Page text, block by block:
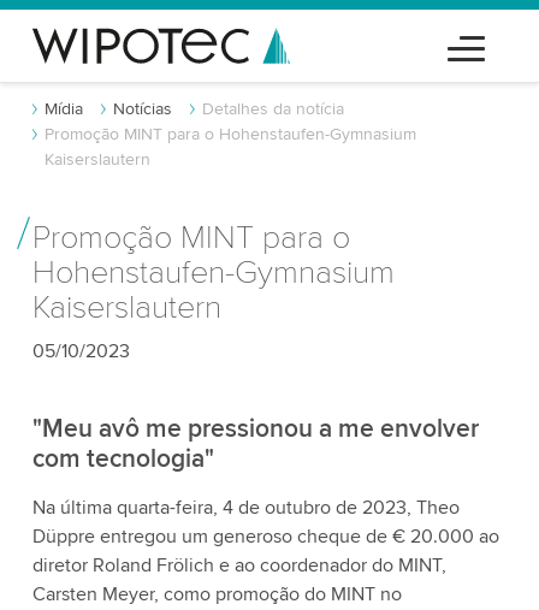
Mídia Notícias
Detalhes da notícia
Promoção MINT para o Hohenstaufen-Gymnasium
Kaiserslautern
Promoção MINT para o
Hohenstaufen-Gymnasium
Kaiserslautern
05/10/2023
"Meu avô me pressionou a me envolver
com tecnologia"
Na última quarta-feira, 4 de outubro de 2023, Theo
Düppre entregou um generoso cheque de € 20.000 ao
diretor Roland Frölich e ao coordenador do MINT,
Carsten Meyer, como promoção do MINT no